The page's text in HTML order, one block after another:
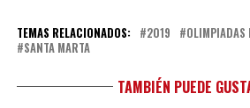
TEMAS RELACIONADOS: 2019
OLIMPIADAS
SANTA MARTA
TAMBIÉN PUEDE